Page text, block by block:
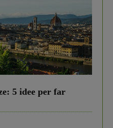
5 idee per far